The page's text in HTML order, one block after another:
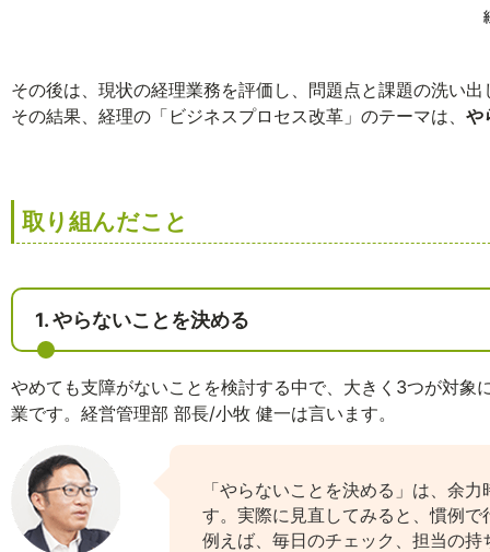
その後は、現状の経理業務を評価し、問題点と課題の洗い
その結果、経理の「ビジネスプロセス改革」のテーマは、 や
取り組んだこと
1. やらないことを決める
やめても支障がないことを検討する中で、大きく3つが対
業です。経営管理部 部長/小牧 健一は言います。
「やらないことを決める」は、余
す。実際に見直してみると、慣例
例えば、毎日のチェック、担当の